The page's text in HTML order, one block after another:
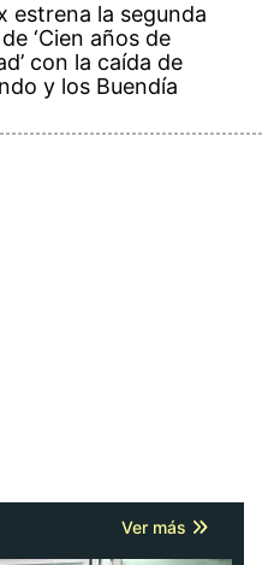
estrena la segunda
‘Cien años de
con la caída de
y los Buendía
Ver más